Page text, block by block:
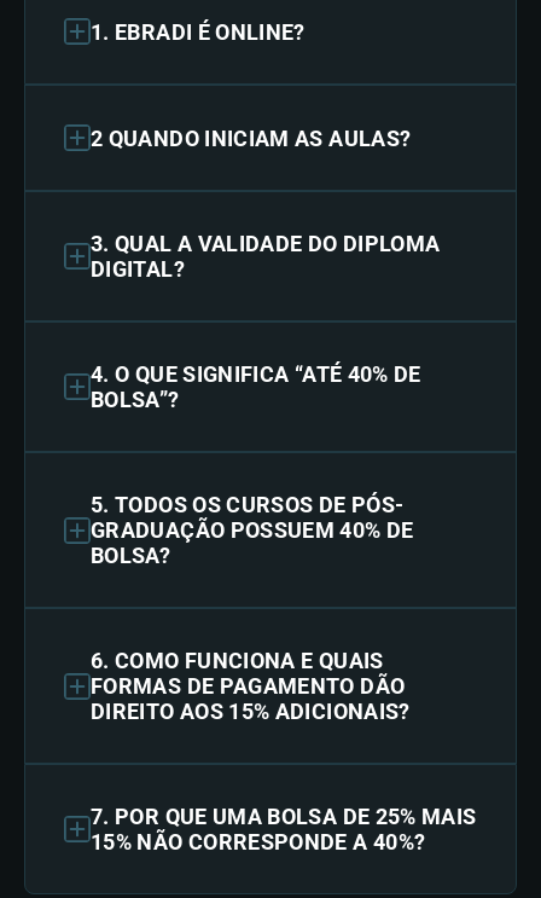
1. EBRADI É ONLINE?
2 QUANDO INICIAM AS AULAS?
3. QUAL A VALIDADE DO DIPLOMA
DIGITAL?
4. O QUE SIGNIFICA “ATÉ 40% DE
BOLSA”?
5. TODOS OS CURSOS DE PÓS-
GRADUAÇÃO POSSUEM 40% DE
BOLSA?
6. COMO FUNCIONA E QUAIS
FORMAS DE PAGAMENTO DÃO
DIREITO AOS 15% ADICIONAIS?
7. POR QUE UMA BOLSA DE 25% MAIS
15% NÃO CORRESPONDE A 40%?